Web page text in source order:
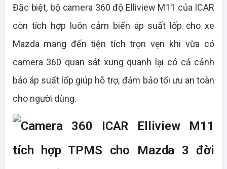
Đặc biệt, bộ camera 360 độ Elliview M11 của ICAR
còn tích hợp luôn cảm biến áp suất lốp cho xe
Mazda mang đến tiện tích trọn vẹn khi vừa có
camera 360 quan sát xung quanh lại có cả cảnh
báo áp suất lốp giúp hỗ trợ, đảm bảo tối ưu an toàn
cho người dùng.